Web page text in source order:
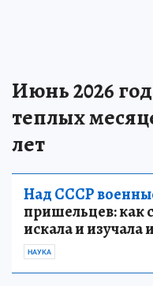
Июнь 2026
теплых
лет
Над СССР
пришельцев: как
искала и изучала
НАУКА